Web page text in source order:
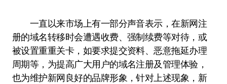
一直以来市场上有一部分声音表示，在新网注
册的域名转移时会遭遇收费、强制续费等对待，或
被设置重重关卡，如要求提交资料、恶意拖延办理
周期等，为提高广大用户的域名注册及管理体验，
也为维护新网良好的品牌形象，针对上述现象，新